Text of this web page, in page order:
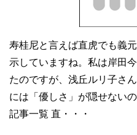
寿桂尼と言えば直虎でも義
示していますね。私は岸田
たのですが、浅丘ルリ子さ
には「優しさ」が隠せない
記事一覧 直・・・